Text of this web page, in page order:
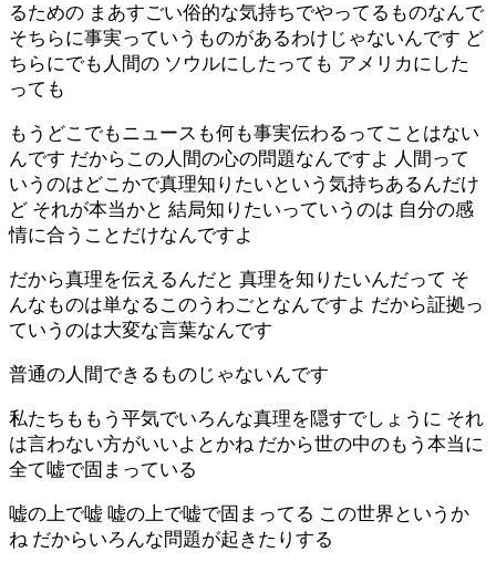
るための まあすごい俗的な気持ちでやってるものなんで
そちらに事実っていうものがあるわけじゃないんです ど
ちらにでも人間の ソウルにしたっても アメリカにした
っても
もうどこでもニュースも何も事実伝わるってことはない
んです だからこの人間の心の問題なんですよ 人間って
いうのはどこかで真理知りたいという気持ちあるんだけ
ど それが本当かと 結局知りたいっていうのは 自分の感
情に合うことだけなんですよ
だから真理を伝えるんだと 真理を知りたいんだって そ
んなものは単なるこのうわごとなんですよ だから証拠っ
ていうのは大変な言葉なんです
普通の人間できるものじゃないんです
私たちももう平気でいろんな真理を隠すでしょうに それ
は言わない方がいいよとかね だから世の中のもう本当に
全て嘘で固まっている
嘘の上で嘘 嘘の上で嘘で固まってる この世界というか
ね だからいろんな問題が起きたりする